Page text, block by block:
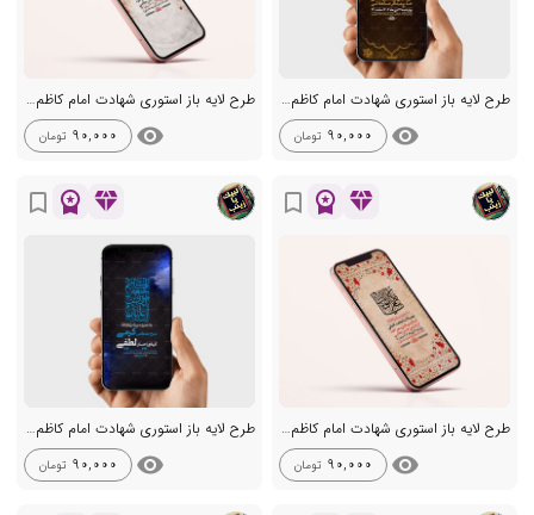
طرح لایه باز استوری شهادت امام کاظم ع
visibility
90,000 تومان
طرح لایه باز استوری شهادت امام کاظم ع
visibility
90,000 تومان
diamond
workspace_premium
bookmark_border
طرح لایه باز استوری شهادت امام کاظم ع
visibility
90,000 تومان
diamond
workspace_premium
bookmark_border
طرح لایه باز استوری شهادت امام کاظم ع
visibility
90,000 تومان